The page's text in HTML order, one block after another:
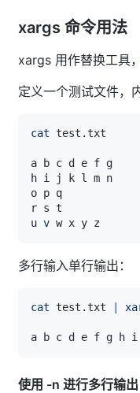
xargs 命令用法
xargs 用作替换工具
定义一个测试文件，
cat
u v
多行输入单行输出：
cat test.txt
a b c d e f g h
使用 -n 进行多行输出